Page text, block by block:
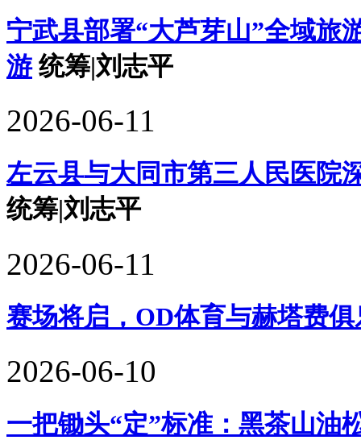
宁武县部署“大芦芽山”全域旅
游 统筹|刘志平
2026-06-11
左云县与大同市第三人民医院
统筹|刘志平
2026-06-11
赛场将启，OD体育与赫塔费
2026-06-10
一把锄头“定”标准：黑茶山油